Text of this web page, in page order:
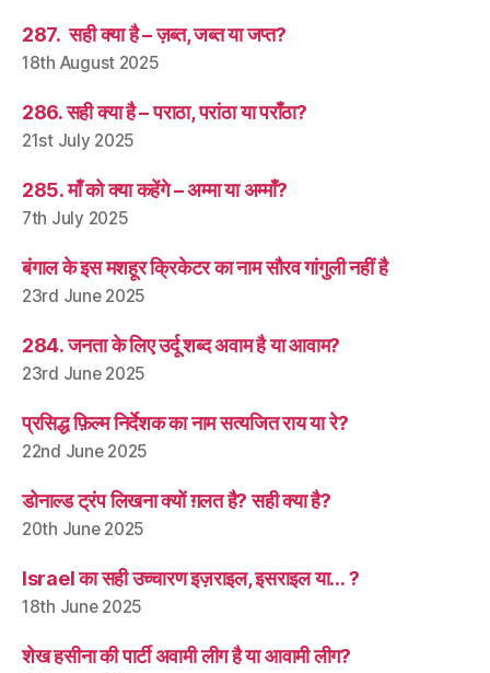
287. सही क्या है – ज़ब्त, जब्त या जप्त?
18th August 2025
286. सही क्या है – पराठा, परांठा या पराँठा?
21st July 2025
285. माँ को क्या कहेंगे – अम्मा या अम्माँ?
7th July 2025
बंगाल के इस मशहूर क्रिकेटर का नाम सौरव गांगुली नहीं है
23rd June 2025
284. जनता के लिए उर्दू शब्द अवाम है या आवाम?
23rd June 2025
प्रसिद्ध फ़िल्म निर्देशक का नाम सत्यजित राय या रे?
22nd June 2025
डोनाल्ड ट्रंप लिखना क्यों ग़लत है? सही क्या है?
20th June 2025
Israel का सही उच्चारण इज़राइल, इसराइल या… ?
18th June 2025
शेख हसीना की पार्टी अवामी लीग है या आवामी लीग?